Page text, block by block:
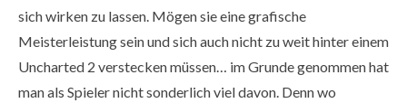
sich wirken zu lassen. Mögen sie eine grafische
Meisterleistung sein und sich auch nicht zu weit hinter einem
Uncharted 2 verstecken müssen… im Grunde genommen hat
man als Spieler nicht sonderlich viel davon. Denn wo